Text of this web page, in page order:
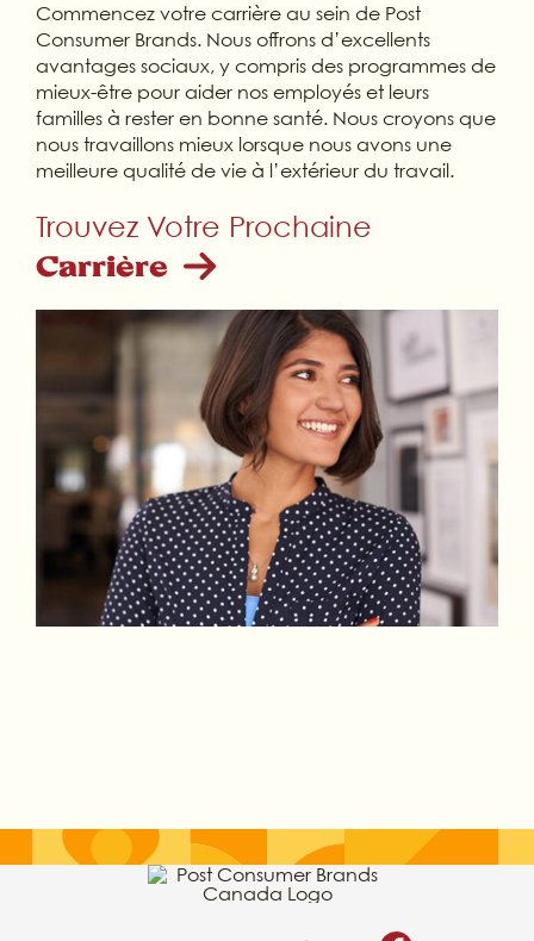
Commencez votre carrière au sein de Post
Consumer Brands. Nous offrons d’excellents
avantages sociaux, y compris des programmes de
mieux-être pour aider nos employés et leurs
familles à rester en bonne santé. Nous croyons que
nous travaillons mieux lorsque nous avons une
meilleure qualité de vie à l’extérieur du travail.
Trouvez Votre Prochaine
Carrière